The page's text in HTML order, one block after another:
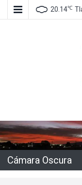
20.14℃
Cámara Oscura